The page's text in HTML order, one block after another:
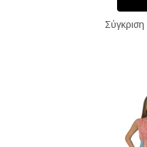
Σύγκριση